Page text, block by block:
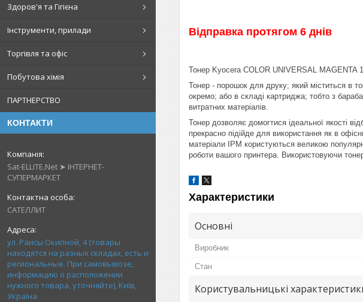
Здоров'я та Гігієна
Інструменти, прилади
Торгівля та офіс
Побутова хімія
ПАРТНЕРСТВО
КОНТАКТИ
Sat-ELLITE.Net ➤ ІНТЕРНЕТ-
СУПЕРМАРКЕТ
САТЕЛЛИТ
ул. Раисы Окипной, 4 (товары
находятся на разных складах, есть и
региональные. При самовывозе,
информацию о расположении
нужного товара, уточняйте), Київ,
Україна
Відправка протягом 6 днів
Тонер Kyocera COLOR UNIVERSAL MAGENTA
Тонер - порошок для друку; який міститься в
окремо; або в складі картриджа; тобто з
витратних матеріалів.
Тонер дозволяє домогтися ідеальної якості
прекрасно підійде для використання як в
матеріали IPM користуються великою
роботи вашого принтера. Використовуючи
Характеристики
Основні
Виробник
Стан
Користувальницькі